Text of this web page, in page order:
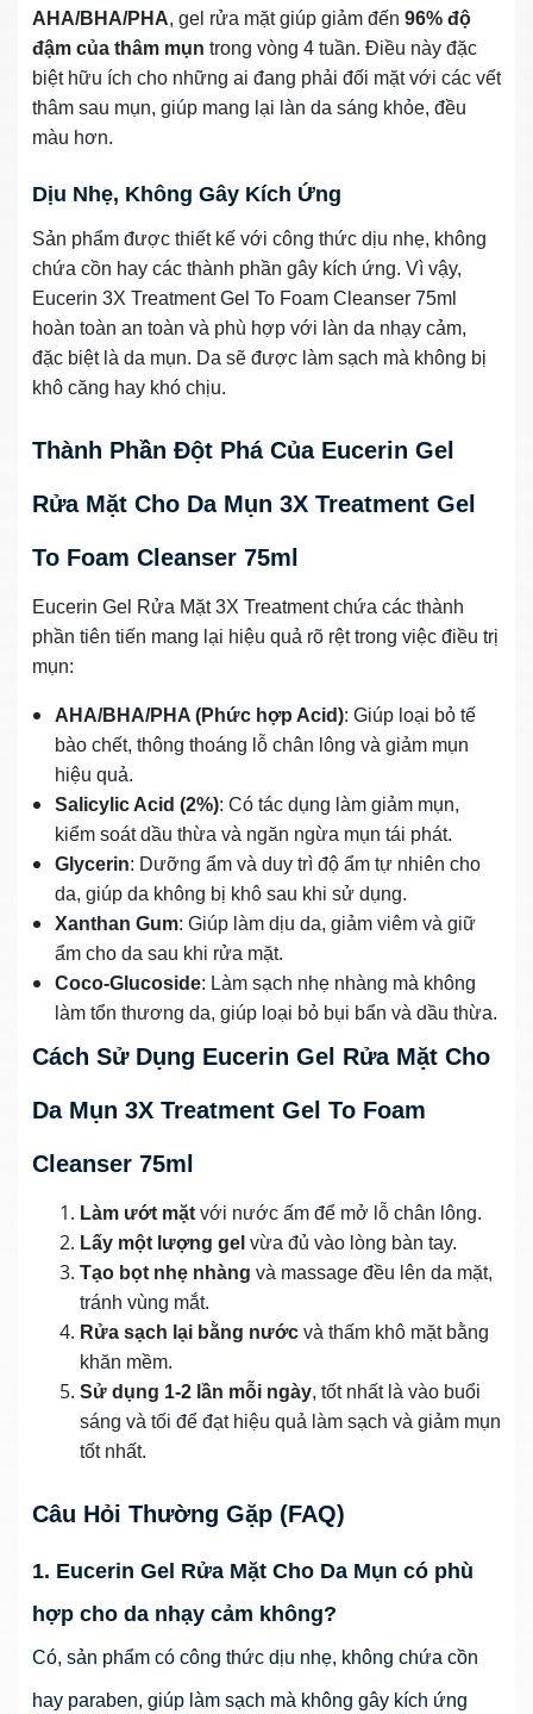
AHA/BHA/PHA, gel rửa mặt giúp giảm đến 96% độ
đậm của thâm mụn trong vòng 4 tuần. Điều này đặc
biệt hữu ích cho những ai đang phải đối mặt với các vết
thâm sau mụn, giúp mang lại làn da sáng khỏe, đều
màu hơn.
Dịu Nhẹ, Không Gây Kích Ứng
Sản phẩm được thiết kế với công thức dịu nhẹ, không
chứa cồn hay các thành phần gây kích ứng. Vì vậy,
Eucerin 3X Treatment Gel To Foam Cleanser 75ml
hoàn toàn an toàn và phù hợp với làn da nhạy cảm,
đặc biệt là da mụn. Da sẽ được làm sạch mà không bị
khô căng hay khó chịu.
Thành Phần Đột Phá Của Eucerin Gel
Rửa Mặt Cho Da Mụn 3X Treatment Gel
To Foam Cleanser 75ml
Eucerin Gel Rửa Mặt 3X Treatment chứa các thành
phần tiên tiến mang lại hiệu quả rõ rệt trong việc điều trị
mụn:
AHA/BHA/PHA (Phức hợp Acid): Giúp loại bỏ tế
bào chết, thông thoáng lỗ chân lông và giảm mụn
hiệu quả.
Salicylic Acid (2%): Có tác dụng làm giảm mụn,
kiểm soát dầu thừa và ngăn ngừa mụn tái phát.
Glycerin: Dưỡng ẩm và duy trì độ ẩm tự nhiên cho
da, giúp da không bị khô sau khi sử dụng.
Xanthan Gum: Giúp làm dịu da, giảm viêm và giữ
ẩm cho da sau khi rửa mặt.
Coco-Glucoside: Làm sạch nhẹ nhàng mà không
làm tổn thương da, giúp loại bỏ bụi bẩn và dầu thừa.
Cách Sử Dụng Eucerin Gel Rửa Mặt Cho
Da Mụn 3X Treatment Gel To Foam
Cleanser 75ml
Làm ướt mặtvới nước ấm để mở lỗ chân lông.
Lấy một lượng gel vừa đủ vào lòng bàn tay.
Tạo bọt nhẹ nhàng và massage đều lên da mặt,
tránh vùng mắt.
Rửa sạch lại bằng nước và thấm khô mặt bằng
khăn mềm.
Sử dụng 1-2 lần mỗi ngày, tốt nhất là vào buổi
sáng và tối để đạt hiệu quả làm sạch và giảm mụn
tốt nhất.
Câu Hỏi Thường Gặp (FAQ)
1. Eucerin Gel Rửa Mặt Cho Da Mụn có phù
hợp cho da nhạy cảm không?
Có, sản phẩm có công thức dịu nhẹ, không chứa cồn
hay paraben, giúp làm sạch mà không gây kích ứng